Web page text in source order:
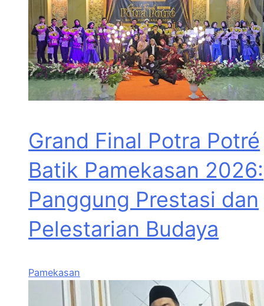
Grand Final Potra Potré
Batik Pamekasan 2026:
Panggung Prestasi dan
Pelestarian Budaya
Pamekasan